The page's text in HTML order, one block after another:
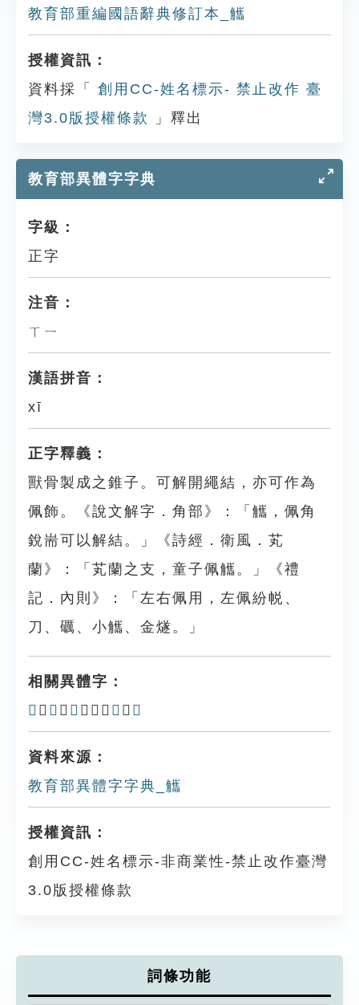
教育部重編國語辭典修訂本_觿
授權資訊：
資料採「
創用CC-姓名標示- 禁止改作 臺
灣3.0版授權條款
」釋出
教育部異體字字典
字級：
正字
注音：
ㄒㄧ
漢語拼音：
xī
正字釋義：
獸骨製成之錐子。可解開繩結，亦可作為
佩飾。《說文解字．角部》：「觿，佩角
銳耑可以解結。」《詩經．衛風．芄
蘭》：「芄蘭之支，童子佩觿。」《禮
記．內則》：「左右佩用，左佩紛帨、
刀、礪、小觿、金燧。」
相關異體字：
𧣽 、 𧤢 、 𧤪 、𧥁、 觹 、 觽
資料來源：
教育部異體字字典_觿
授權資訊：
創用CC-姓名標示-非商業性-禁止改作臺灣
3.0版授權條款
詞條功能